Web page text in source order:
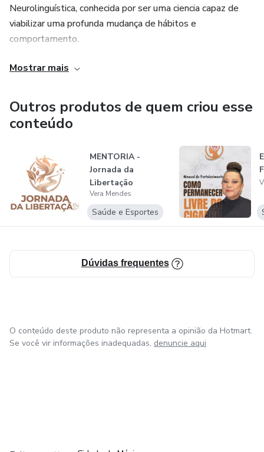
✅ Um processo leve, sem sofrimento, e com muito mais
resultado
poucos!) 🗣️
Você não precisa de mais força de vontade. Precisa do
caminho certo.
Vem comigo e descubra como parar de fumar pode ser
mais fácil do que você imagina.
Neurolinguística, conhecida por ser uma ciencia capaz de
viabilizar uma profunda mudança de hábitos e
comportamento.
E assim, desde 2007 eu ensino pessoas a trilharem o
Fumar é bom, mas parar é melhor!
Mostrar mais
Outros produtos de quem criou esse
conteúdo
MENTORIA -
Jornada da
Libertação
Vera Mendes
Saúde e Esportes
Dúvidas frequentes
O conteúdo deste produto não representa a opinião da Hotmart.
Se você vir informações inadequadas, denuncie aqui